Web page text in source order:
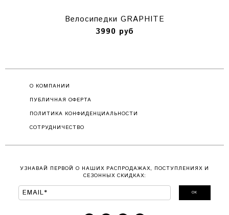
Велосипедки GRAPHITE
3990 руб
О КОМПАНИИ
ПУБЛИЧНАЯ ОФЕРТА
ПОЛИТИКА КОНФИДЕНЦИАЛЬНОСТИ
СОТРУДНИЧЕСТВО
УЗНАВАЙ ПЕРВОЙ О НАШИХ РАСПРОДАЖАХ, ПОСТУПЛЕНИЯХ И
СЕЗОННЫХ СКИДКАХ:
ОК